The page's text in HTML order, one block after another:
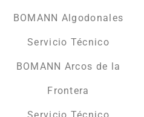
BOMANN Algodonales
Servicio Técnico
BOMANN Arcos de la
Frontera
Servicio Técnico